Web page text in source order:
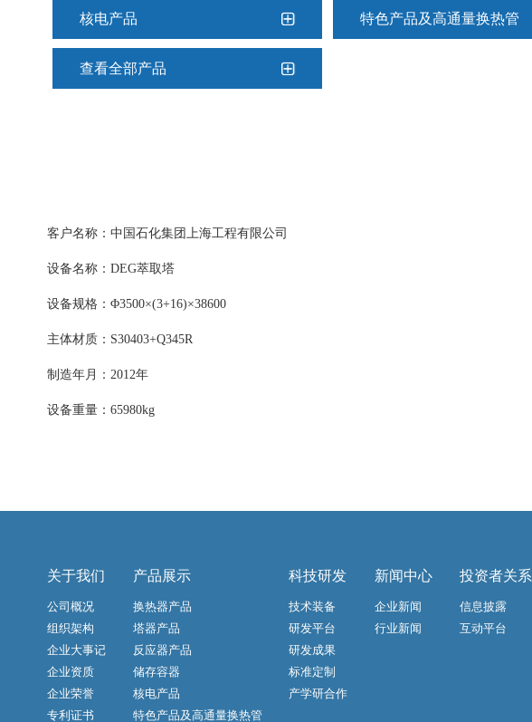
核电产品 特色产品及高通量换热管
查看全部产品
客户名称：中国石化集团上海工程有限公司
设备名称：DEG萃取塔
设备规格：Φ3500×(3+16)×38600
主体材质：S30403+Q345R
制造年月：2012年
设备重量：65980kg
关于我们
公司概况
组织架构
企业大事记
企业资质
企业荣誉
专利证书
产品展示
换热器产品
塔器产品
反应器产品
储存容器
核电产品
特色产品及高通量换热管
科技研发
技术装备
研发平台
研发成果
标准定制
产学研合作
新闻中心
企业新闻
行业新闻
投资者关系
信息披露
互动平台